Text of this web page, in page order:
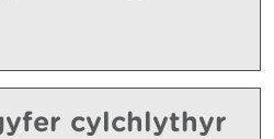
cylchlythyr